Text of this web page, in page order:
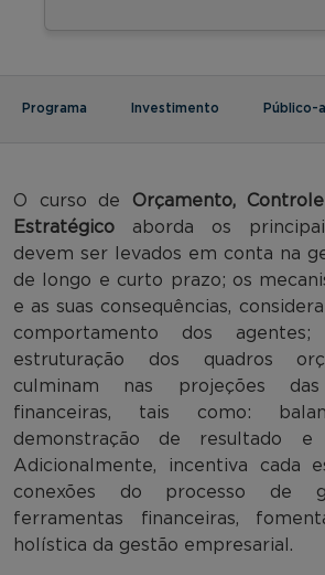
Programa Investimento Público-
O curso de Orçamento,
Estratégico aborda os
devem ser levados em conta na
de longo e curto prazo; os
e as suas consequências,
comportamento dos
estruturação dos quadros
culminam nas projeções das
financeiras, tais como:
demonstração de resultado
Adicionalmente, incentiva cada
conexões do processo de
ferramentas financeiras,
holística da gestão empresarial.